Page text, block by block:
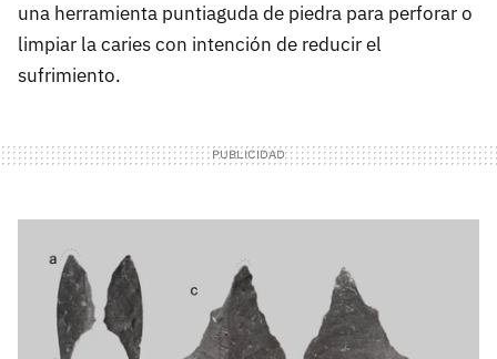
una herramienta puntiaguda de piedra para perforar o
limpiar la caries con intención de reducir el
sufrimiento.